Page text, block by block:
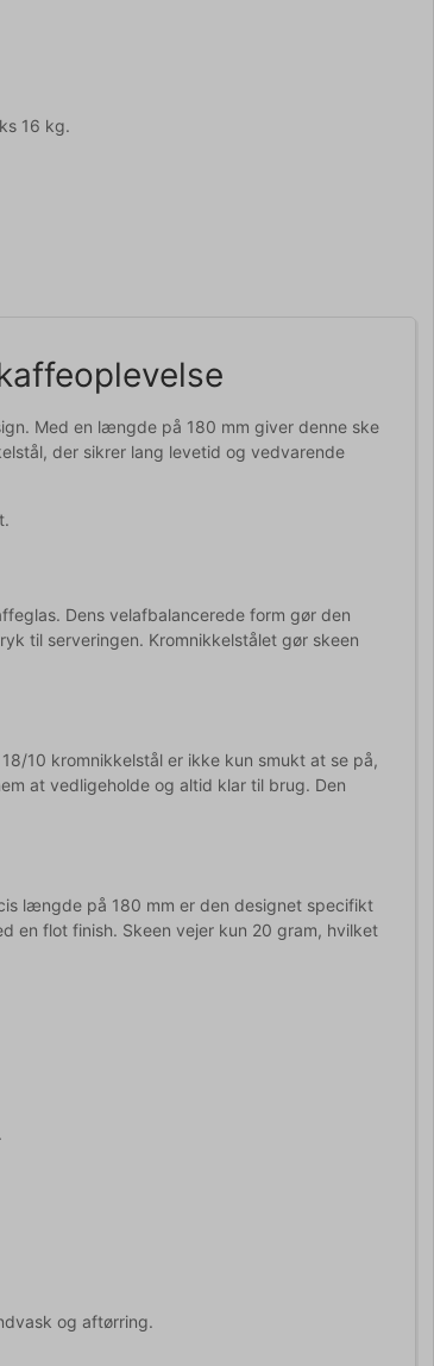
16 kg.
Med en længde på 180 mm giver denne ske
der sikrer lang levetid og vedvarende
Dens velafbalancerede form gør den
til serveringen. Kromnikkelstålet gør skeen
10 kromnikkelstål er ikke kun smukt at se på,
at vedligeholde og altid klar til brug. Den
længde på 180 mm er den designet specifikt
en flot finish. Skeen vejer kun 20 gram, hvilket
og aftørring.